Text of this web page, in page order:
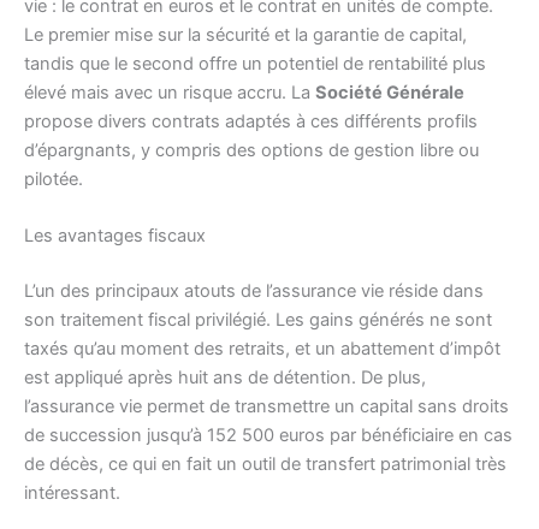
vie : le contrat en euros et le contrat en unités de compte.
Le premier mise sur la sécurité et la garantie de capital,
tandis que le second offre un potentiel de rentabilité plus
élevé mais avec un risque accru. La Société Générale
propose divers contrats adaptés à ces différents profils
d’épargnants, y compris des options de gestion libre ou
pilotée.
Les avantages fiscaux
L’un des principaux atouts de l’assurance vie réside dans
son traitement fiscal privilégié. Les gains générés ne sont
taxés qu’au moment des retraits, et un abattement d’impôt
est appliqué après huit ans de détention. De plus,
l’assurance vie permet de transmettre un capital sans droits
de succession jusqu’à 152 500 euros par bénéficiaire en cas
de décès, ce qui en fait un outil de transfert patrimonial très
intéressant.